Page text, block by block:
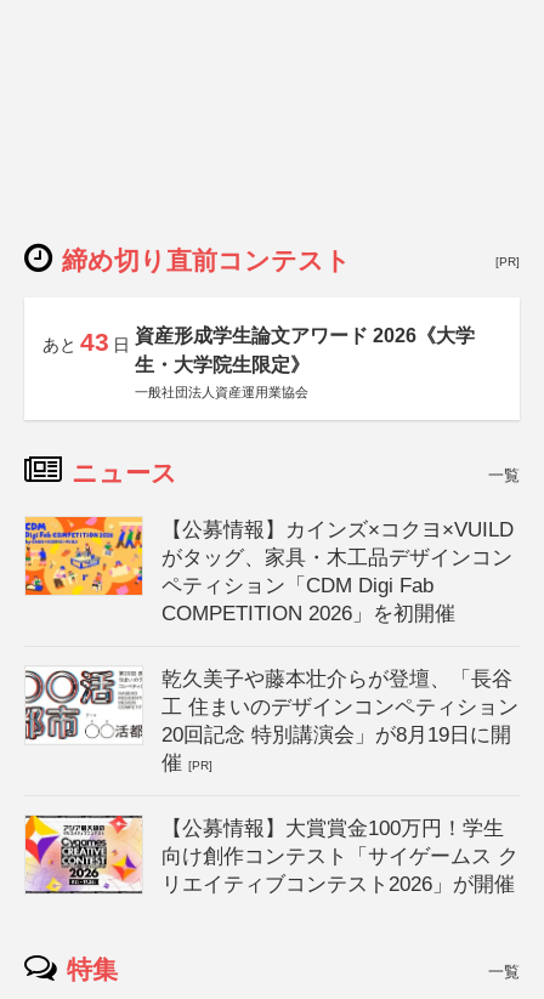
締め切り直前コンテスト [PR]
あと 43 日 資産形成学生論文アワード 2026《大学
生・大学院生限定》
一般社団法人資産運用業協会
ニュース 一覧
【公募情報】カインズ×コクヨ×VUILD
がタッグ、家具・木工品デザインコン
ペティション「CDM Digi Fab
COMPETITION 2026」を初開催
乾久美子や藤本壮介らが登壇、「長谷
工 住まいのデザインコンペティション
20回記念 特別講演会」が8月19日に開
催[PR]
【公募情報】大賞賞金100万円！学生
向け創作コンテスト「サイゲームス ク
リエイティブコンテスト2026」が開催
特集 一覧